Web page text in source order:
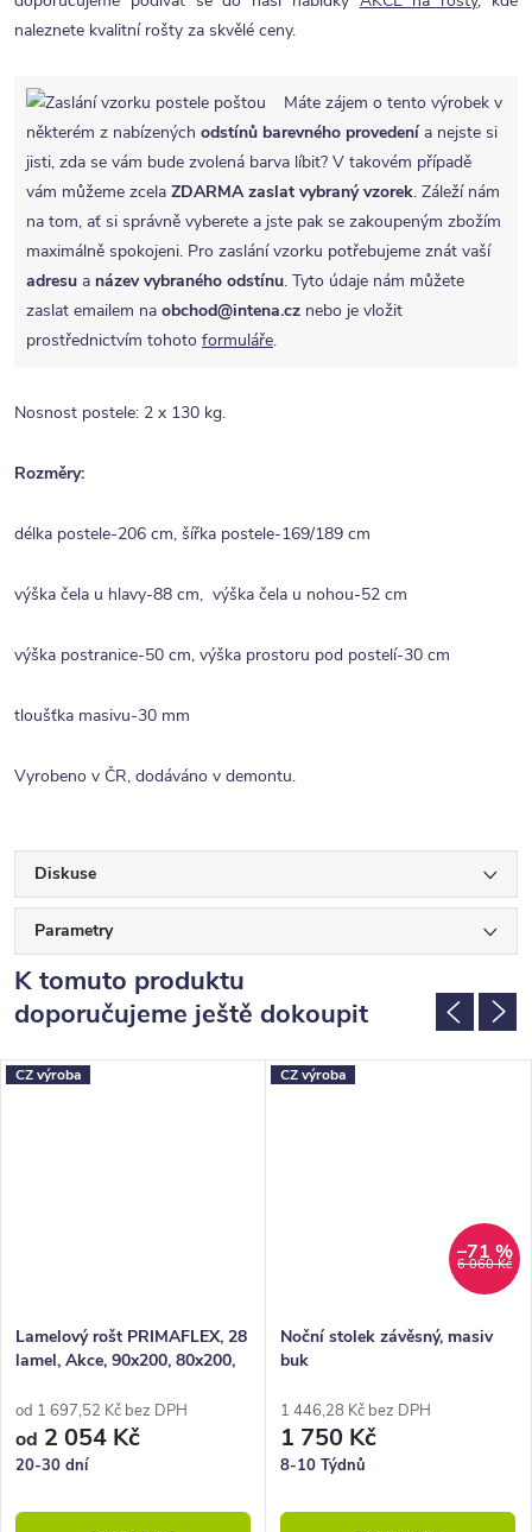
naleznete kvalitní rošty za skvělé ceny.
Máte zájem o tento výrobek v
některém z nabízených odstínů barevného provedení a nejste si
jisti, zda se vám bude zvolená barva líbit? V takovém případě
vám můžeme zcela ZDARMA zaslat vybraný vzorek. Záleží nám
na tom, ať si správně vyberete a jste pak se zakoupeným zbožím
maximálně spokojeni. Pro zaslání vzorku potřebujeme znát vaší
adresu a název vybraného odstínu. Tyto údaje nám můžete
zaslat emailem na obchod@intena.cz nebo je vložit
prostřednictvím tohoto formuláře.
Nosnost postele: 2 x 130 kg.
Rozměry:
délka postele-206 cm, šířka postele-169/189 cm
výška čela u hlavy-88 cm, výška čela u nohou-52 cm
výška postranice-50 cm, výška prostoru pod postelí-30 cm
tloušťka masivu-30 mm
Vyrobeno v ČR, dodáváno v demontu.
Diskuse
Parametry
K tomuto produktu
doporučujeme ještě dokoupit
CZ výroba
Lamelový rošt PRIMAFLEX, 28
lamel, Akce, 90x200, 80x200,
od 1 697,52 Kč bez DPH
od 2 054 Kč
20-30 dní
CZ výroba
6 060 Kč
–71 %
Noční stolek závěsný, masiv
buk
1 446,28 Kč bez DPH
1 750 Kč
8-10 Týdnů